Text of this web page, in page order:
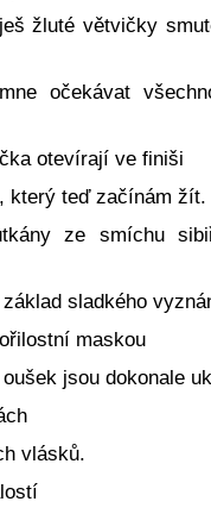
žluté větvičky
očekávat
otevírají ve finiši
který teď začínám žít.
ze smíchu
sladkého
maskou
jsou dokonale
vlásků.